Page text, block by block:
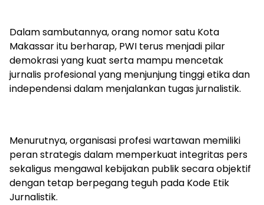
Dalam sambutannya, orang nomor satu Kota
Makassar itu berharap, PWI terus menjadi pilar
demokrasi yang kuat serta mampu mencetak
jurnalis profesional yang menjunjung tinggi etika dan
independensi dalam menjalankan tugas jurnalistik.
Menurutnya, organisasi profesi wartawan memiliki
peran strategis dalam memperkuat integritas pers
sekaligus mengawal kebijakan publik secara objektif
dengan tetap berpegang teguh pada Kode Etik
Jurnalistik.